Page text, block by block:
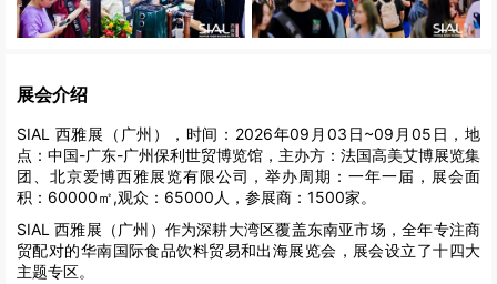
展会介绍
SIAL 西雅展（广州），时间：2026年09月03日~09月05日，地
点：中国-广东-广州保利世贸博览馆，主办方：法国高美艾博展览集
团、北京爱博西雅展览有限公司，举办周期：一年一届，展会面
积：60000㎡,观众：65000人，参展商：1500家。
SIAL 西雅展（广州）作为深耕大湾区覆盖东南亚市场，全年专注商
贸配对的华南国际食品饮料贸易和出海展览会，展会设立了十四大
主题专区。